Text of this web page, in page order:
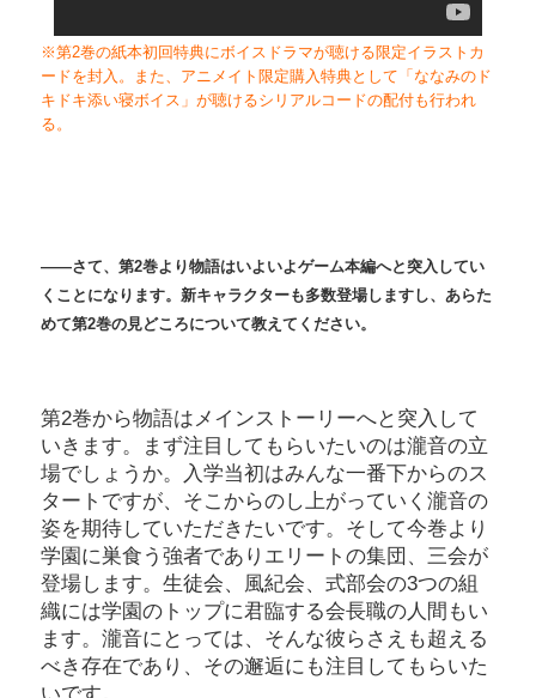
※第2巻の紙本初回特典にボイスドラマが聴ける限定イラストカ
ードを封入。また、アニメイト限定購入特典として「ななみのド
キドキ添い寝ボイス」が聴けるシリアルコードの配付も行われ
る。
――さて、第2巻より物語はいよいよゲーム本編へと突入してい
くことになります。新キャラクターも多数登場しますし、あらた
めて第2巻の見どころについて教えてください。
第2巻から物語はメインストーリーへと突入して
いきます。まず注目してもらいたいのは瀧音の立
場でしょうか。入学当初はみんな一番下からのス
タートですが、そこからのし上がっていく瀧音の
姿を期待していただきたいです。そして今巻より
学園に巣食う強者でありエリートの集団、三会が
登場します。生徒会、風紀会、式部会の3つの組
織には学園のトップに君臨する会長職の人間もい
ます。瀧音にとっては、そんな彼らさえも超える
べき存在であり、その邂逅にも注目してもらいた